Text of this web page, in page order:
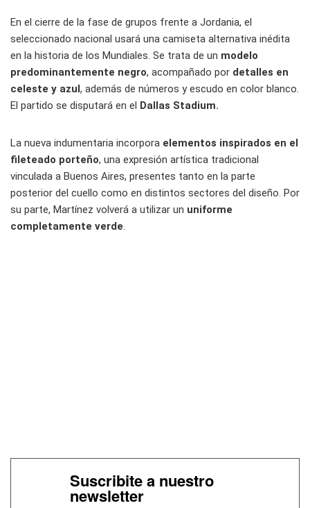
En el cierre de la fase de grupos frente a Jordania, el
seleccionado nacional usará una camiseta alternativa inédita
en la historia de los Mundiales. Se trata de un modelo
predominantemente negro, acompañado por detalles en
celeste y azul , además de números y escudo en color blanco.
El partido se disputará en el
Dallas Stadium.
La nueva indumentaria incorpora elementos inspirados en el
fileteado porteño, una expresión artística tradicional
vinculada a Buenos Aires, presentes tanto en la parte
posterior del cuello como en distintos sectores del diseño. Por
su parte, Martínez volverá a utilizar un uniforme
completamente verde.
Suscribite a nuestro
newsletter